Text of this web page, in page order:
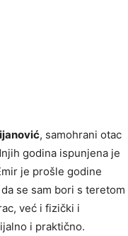
, samohrani otac
godina ispunjena je
je prošle godine
se sam bori s teretom
već i fizički i
i praktično.